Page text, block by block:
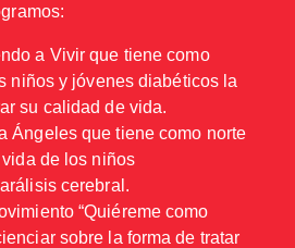
a Vivir que tiene como
niños y jóvenes diabéticos la
su calidad de vida.
Ángeles que tiene como norte
de los niños
cerebral.
“Quiéreme como
sobre la forma de tratar